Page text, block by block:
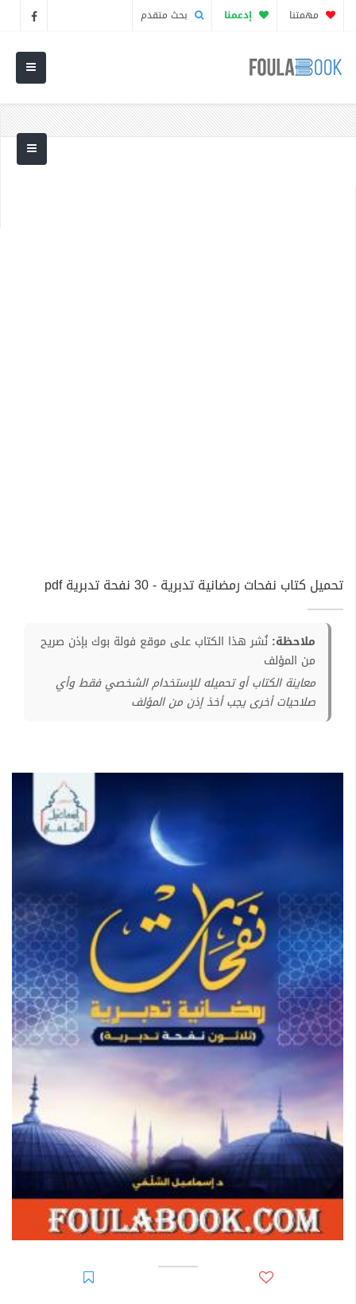
مهمتنا إدعمنا بحث متقدم
تحميل كتاب نفحات رمضانية تدبرية - 30 نفحة تدبرية pdf
ملاحظة: نُشر هذا الكتاب على موقع فولة بوك بإذن صريح
من المؤلف
معاينة الكتاب أو تحميله للإستخدام الشخصي فقط وأي
صلاحيات أخرى يجب أخذ إذن من المؤلف